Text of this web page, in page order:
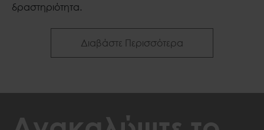
δραστηριότητα.
Διαβάστε Περισσότερα